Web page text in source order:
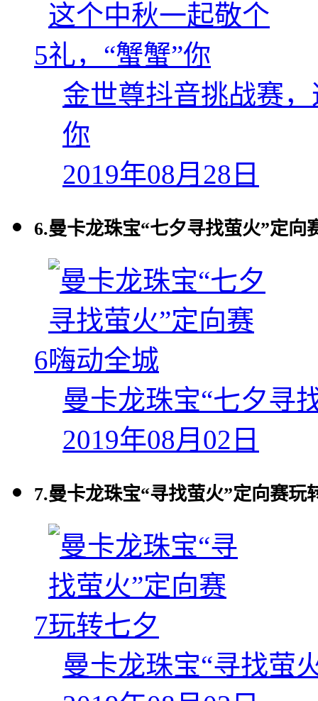
5
金世尊抖音挑战赛
你
2019年08月28日
6.曼卡龙珠宝“七夕寻找萤火”定向
6
曼卡龙珠宝“七夕寻
2019年08月02日
7.曼卡龙珠宝“寻找萤火”定向赛玩
7
曼卡龙珠宝“寻找萤